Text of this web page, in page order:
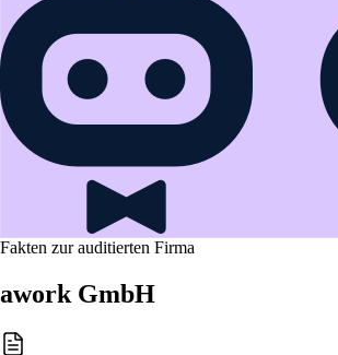
Fakten zur auditierten Firma
awork GmbH